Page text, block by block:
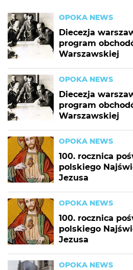
OPOKA NEWS
Diecezja
program
Warszawskiej
OPOKA NEWS
Diecezja
program
Warszawskiej
OPOKA NEWS
100. rocznica
polskiego
Jezusa
OPOKA NEWS
100. rocznica
polskiego
Jezusa
OPOKA NEWS